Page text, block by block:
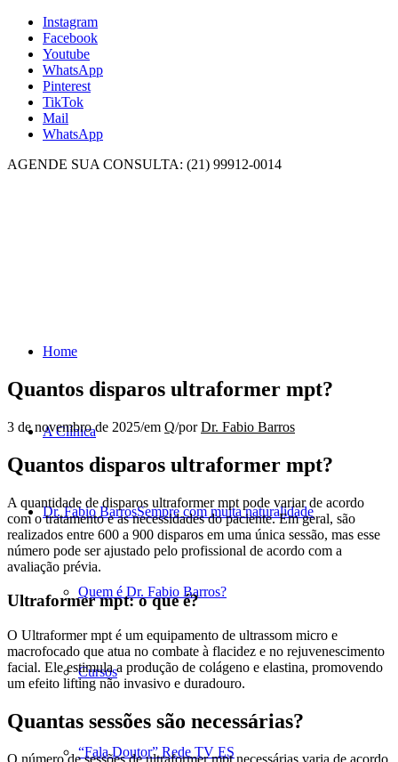
Instagram
Facebook
Youtube
WhatsApp
Pinterest
TikTok
Mail
WhatsApp
AGENDE SUA CONSULTA: (21) 99912-0014
Home
A Clínica
Dr. Fabio BarrosSempre com muita naturalidade
Quem é Dr. Fabio Barros?
Cursos
“Fala Doutor” Rede TV ES
Quantos disparos ultraformer mpt?
3 de novembro de 2025/em Q/porDr. Fabio Barros
Quantos disparos ultraformer mpt?
A quantidade de disparos ultraformer mpt pode variar de acordo
com o tratamento e as necessidades do paciente. Em geral, são
realizados entre 600 a 900 disparos em uma única sessão, mas esse
número pode ser ajustado pelo profissional de acordo com a
avaliação prévia.
Ultraformer mpt: o que é?
O Ultraformer mpt é um equipamento de ultrassom micro e
macrofocado que atua no combate à flacidez e no rejuvenescimento
facial. Ele estimula a produção de colágeno e elastina, promovendo
um efeito lifting não invasivo e duradouro.
Quantas sessões são necessárias?
O número de sessões de ultraformer mpt necessárias varia de acordo